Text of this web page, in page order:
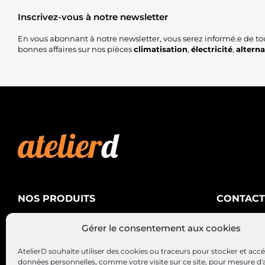
Gérer le consentement aux cookies
AtelierD souhaite utiliser des cookies ou traceurs pour stocker et
données personnelles, comme votre visite sur ce site, pour mesure
Inscrivez-vous à notre newsletter
En vous abonnant à notre newsletter, vous serez informé.e de
bonnes affaires sur nos piècesclimatisation, électricité,
NOS PRODUITS
Alternateurs – Démarreurs
CONTACT
AtelierD
88200
03 29 22 34